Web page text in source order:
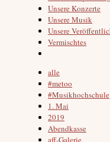
Unsere Konzerte
Unsere Musik
Unsere
Vermischtes
alle
#metoo
#Musikhochschule
1. Mai
2019
Abendkasse
aff-Galerie